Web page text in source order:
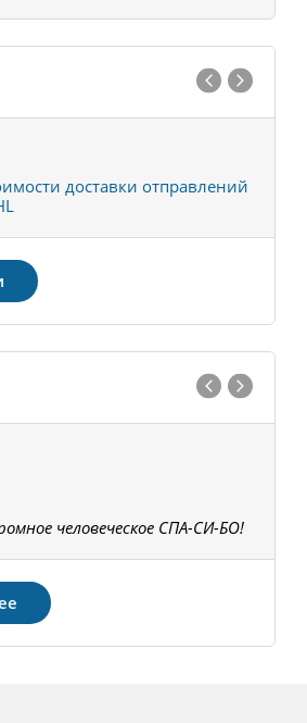
доставки отправлений
человеческое СПА-СИ-БО!